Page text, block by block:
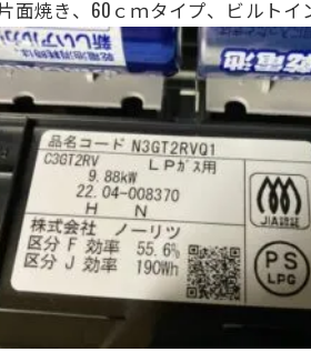
面焼き、 60ｃｍタイプ、ビルトイ